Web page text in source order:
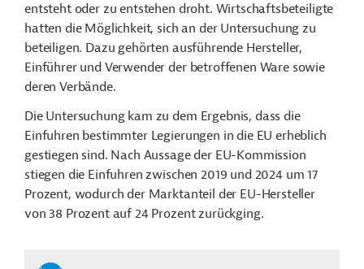
entsteht oder zu entstehen droht. Wirtschaftsbeteiligte
hatten die Möglichkeit, sich an der Untersuchung zu
beteiligen. Dazu gehörten ausführende Hersteller,
Einführer und Verwender der betroffenen Ware sowie
deren Verbände.
Die Untersuchung kam zu dem Ergebnis, dass die
Einfuhren bestimmter Legierungen in die EU erheblich
gestiegen sind. Nach Aussage der EU-Kommission
stiegen die Einfuhren zwischen 2019 und 2024 um 17
Prozent, wodurch der Marktanteil der EU-Hersteller
von 38 Prozent auf 24 Prozent zurückging.